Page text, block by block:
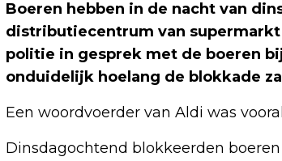
Boeren hebben in de nacht van
distributiecentrum van
politie in gesprek met de boeren
onduidelijk hoelang de blokkade
Een woordvoerder van Aldi was
Dinsdagochtend blokkeerden